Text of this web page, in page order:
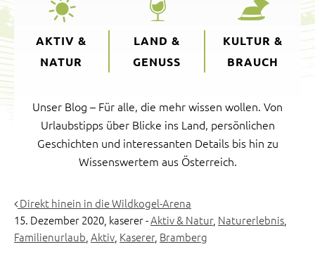
AKTIV &
NATUR
LAND &
GENUSS
KULTUR &
BRAUCH
Unser Blog – Für alle, die mehr wissen wollen. Von
Urlaubstipps über Blicke ins Land, persönlichen
Geschichten und interessanten Details bis hin zu
Wissenswertem aus Österreich.
Direkt hinein in die Wildkogel-Arena
15. Dezember 2020, kaserer-Aktiv & Natur, Naturerlebnis
Familienurlaub Aktiv Kaserer, Bramberg